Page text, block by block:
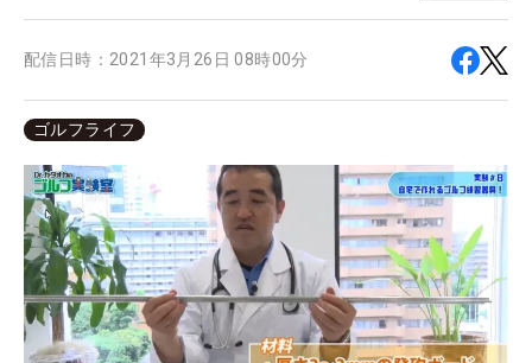
配信日時： 2021年3月26日 08時00分
ゴルフライフ